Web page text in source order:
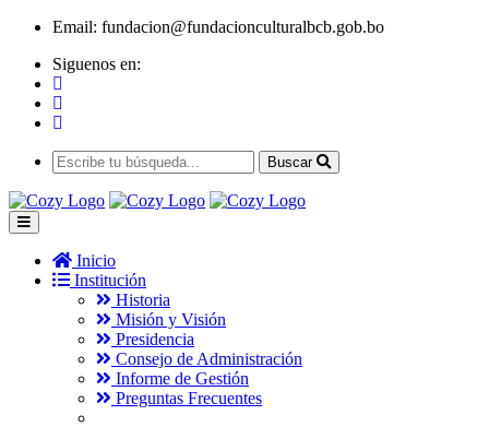
Email: fundacion@fundacionculturalbcb.gob.bo
Siguenos en:
Buscar
Inicio
Institución
Historia
Misión y Visión
Presidencia
Consejo de Administración
Informe de Gestión
Preguntas Frecuentes